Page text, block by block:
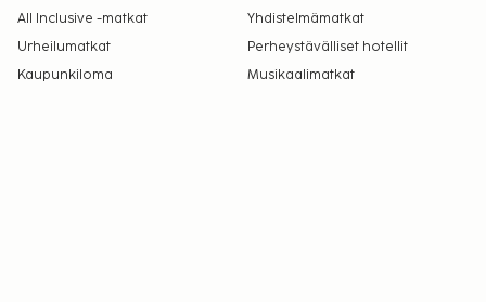
All Inclusive -matkat
Yhdistelmämatkat
Urheilumatkat
Perheystävälliset hotellit
Kaupunkiloma
Musikaalimatkat